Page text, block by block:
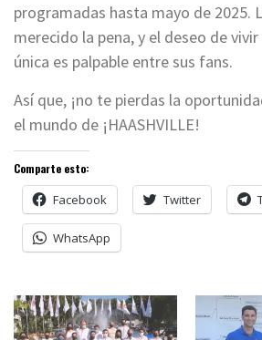
programadas hasta mayo de 2025.
merecido la pena, y el deseo de
única es palpable entre sus fans.
Así que, ¡no te pierdas la
el mundo de ¡HAASHVILLE!
Comparte esto:
Facebook Twitter
WhatsApp